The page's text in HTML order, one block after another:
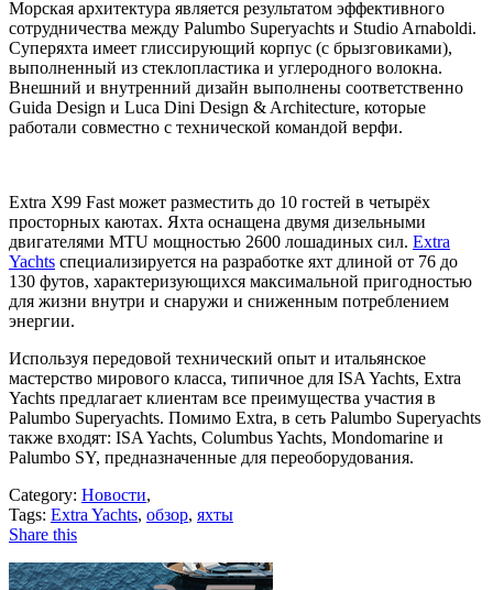
Морская архитектура является результатом эффективного
сотрудничества между Palumbo Superyachts и Studio Arnaboldi.
Суперяхта имеет глиссирующий корпус (с брызговиками),
выполненный из стеклопластика и углеродного волокна.
Внешний и внутренний дизайн выполнены соответственно
Guida Design и Luca Dini Design & Architecture, которые
работали совместно с технической командой верфи.
Extra X99 Fast может разместить до 10 гостей в четырёх
просторных каютах. Яхта оснащена двумя дизельными
двигателями MTU мощностью 2600 лошадиных сил. Extra
Yachts специализируется на разработке яхт длиной от 76 до
130 футов, характеризующихся максимальной пригодностью
для жизни внутри и снаружи и сниженным потреблением
энергии.
Используя передовой технический опыт и итальянское
мастерство мирового класса, типичное для ISA Yachts, Extra
Yachts предлагает клиентам все преимущества участия в
Palumbo Superyachts. Помимо Extra, в сеть Palumbo Superyachts
также входят: ISA Yachts, Columbus Yachts, Mondomarine и
Palumbo SY, предназначенные для переоборудования.
Category: Новости,
Tags: Extra Yachts, обзор, яхты
Share this